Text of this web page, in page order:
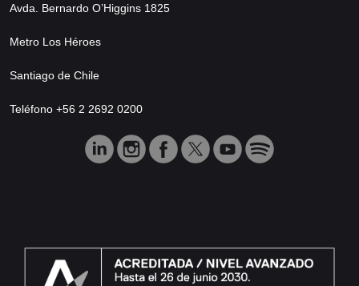
Avda. Bernardo O’Higgins 1825
Metro Los Héroes
Santiago de Chile
Teléfono +56 2 2692 0200